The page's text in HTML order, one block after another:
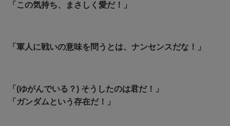
「この気持ち、まさしく愛だ！」
「軍人に戦いの意味を問うとは、ナンセンスだな！」
「(ゆがんでいる？) そうしたのは君だ！」
「ガンダムという存在だ！」